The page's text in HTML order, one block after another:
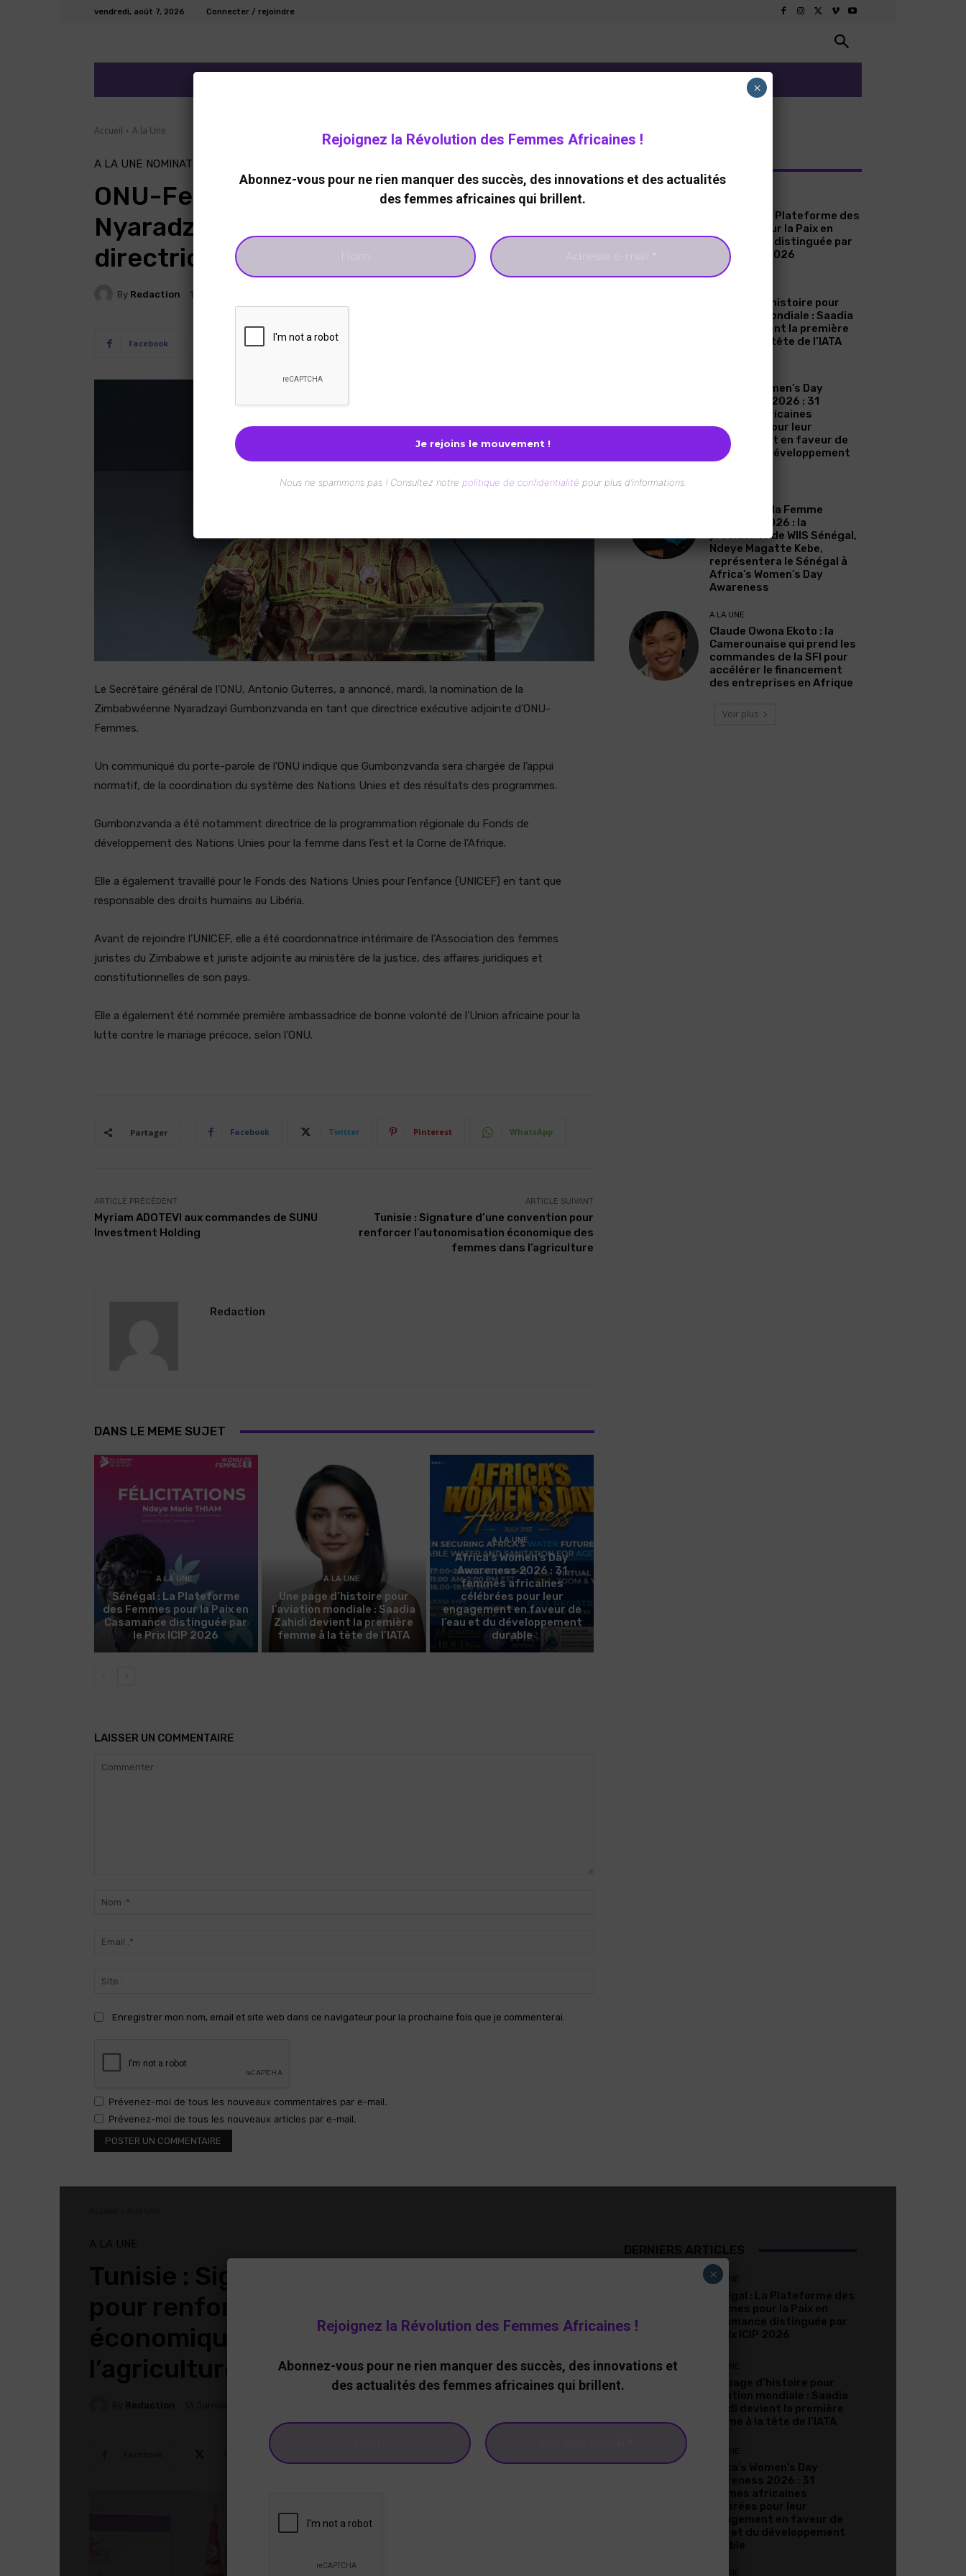
vendredi, août 7, 2026 Connecter / rejoindre
Accueil A la Une
A LA UNE NOMINATION
ONU-Femmes : la Zimbabwéenne
Nyaradzayi Gumbonzvanda nommée
directrice exécutive adjointe
By Redaction 13 Janvier 2024
Facebook Twitter Pinterest
Le Secrétaire général de l’ONU, Antonio Guterres, a annoncé, mardi, la nomination de la
Zimbabwéenne Nyaradzayi Gumbonzvanda en tant que directrice exécutive adjointe d’ONU-
Femmes.
Un communiqué du porte-parole de l’ONU indique que Gumbonzvanda sera chargée de l’appui
normatif, de la coordination du système des Nations Unies et des résultats des programmes.
Gumbonzvanda a été notamment directrice de la programmation régionale du Fonds de
développement des Nations Unies pour la femme dans l’est et la Corne de l’Afrique.
Elle a également travaillé pour le Fonds des Nations Unies pour l’enfance (UNICEF) en tant que
responsable des droits humains au Libéria.
Avant de rejoindre l’UNICEF, elle a été coordonnatrice intérimaire de l’Association des femmes
juristes du Zimbabwe et juriste adjointe au ministère de la justice, des affaires juridiques et
constitutionnelles de son pays.
Elle a également été nommée première ambassadrice de bonne volonté de l’Union africaine pour la
lutte contre le mariage précoce, selon l’ONU.
Partager Facebook Twitter Pinterest WhatsApp
ARTICLE PRÉCÉDENT
Myriam ADOTEVI aux commandes de SUNU
Investment Holding
ARTICLE SUIVANT
Tunisie : Signature d’une convention pour
renforcer l’autonomisation économique des
femmes dans l’agriculture
Redaction
DANS LE MEME SUJET
A LA UNE
Sénégal : La Plateforme
des Femmes pour la Paix en
Casamance distinguée par
le Prix ICIP 2026
A LA UNE
Une page d’histoire pour
l’aviation mondiale : Saadia
Zahidi devient la première
femme à la tête de l’IATA
A LA UNE
Africa’s Women’s Day
Awareness 2026 : 31
femmes africaines
célébrées pour leur
engagement en faveur de
l’eau et du développement
durable
LAISSER UN COMMENTAIRE
Enregistrer mon nom, email et site web dans ce navigateur pour la prochaine fois que je commenterai.
Prévenez-moi de tous les nouveaux commentaires par e-mail.
Prévenez-moi de tous les nouveaux articles par e-mail.
Sénégal : La Plateforme des
Femmes pour la Paix en
Casamance distinguée par
le Prix ICIP 2026
Une page d’histoire pour
l’aviation mondiale : Saadia
Zahidi devient la première
femme à la tête de l’IATA
Africa’s Women’s Day
Awareness 2026 : 31
femmes africaines
célébrées pour leur
engagement en faveur de
l’eau et du développement
durable
Journée de la Femme
Africaine 2026 : la
présidente de WIIS Sénégal,
Ndeye Magatte Kebe,
représentera le Sénégal à
Africa’s Women’s Day
Awareness
A LA UNE
Claude Owona Ekoto : la
Camerounaise qui prend les
commandes de la SFI pour
accélérer le financement
des entreprises en Afrique
Voir plus
Rejoignez la Révolution des Femmes Africaines !
Abonnez-vous pour ne rien manquer des succès, des innovations et des actualités
des femmes africaines qui brillent.
Nous ne spammons pas ! Consultez notre politique de confidentialité pour plus d’informations.
×